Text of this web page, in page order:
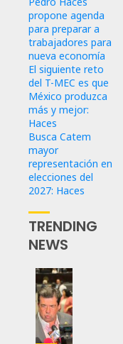
propone agenda
para preparar a
trabajadores para
nueva economía
El siguiente reto
del T-MEC es que
México produzca
más y mejor:
Haces
Busca Catem
mayor
representación en
elecciones del
2027: Haces
TRENDING
NEWS